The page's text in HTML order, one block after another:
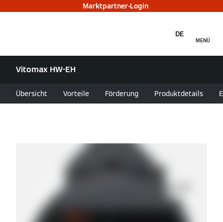
Marktpartner-Login
MENÜ
DE
Vitomax HW-EH
Übersicht Vorteile Förderung Produktdetails